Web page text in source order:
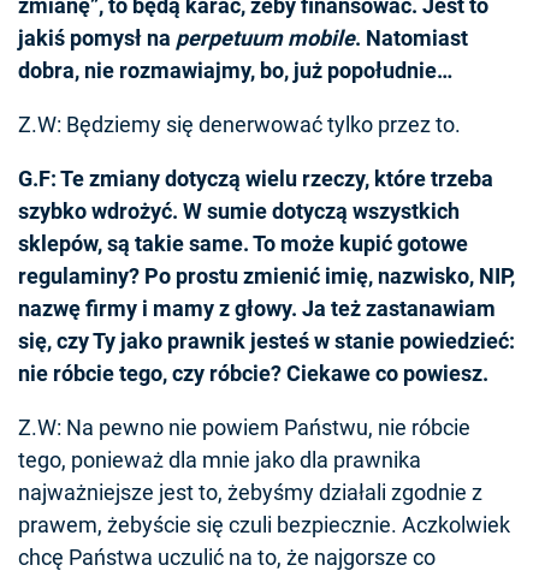
zmianę”, to będą karać, żeby finansować. Jest to
jakiś pomysł na perpetuum mobile. Natomiast
dobra, nie rozmawiajmy, bo, już popołudnie…
Z.W: Będziemy się denerwować tylko przez to.
G.F: Te zmiany dotyczą wielu rzeczy, które trzeba
szybko wdrożyć. W sumie dotyczą wszystkich
sklepów, są takie same. To może kupić gotowe
regulaminy? Po prostu zmienić imię, nazwisko, NIP,
nazwę firmy i mamy z głowy. Ja też zastanawiam
się, czy Ty jako prawnik jesteś w stanie powiedzieć:
nie róbcie tego, czy róbcie? Ciekawe co powiesz.
Z.W: Na pewno nie powiem Państwu, nie róbcie
tego, ponieważ dla mnie jako dla prawnika
najważniejsze jest to, żebyśmy działali zgodnie z
prawem, żebyście się czuli bezpiecznie. Aczkolwiek
chcę Państwa uczulić na to, że najgorsze co